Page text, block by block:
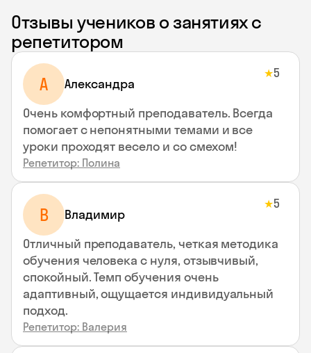
Отзывы учеников о занятиях с
репетитором
A Aлександра
★5
Очень комфортный преподаватель. Всегда
помогает с непонятными темами и все
уроки проходят весело и со смехом!
Репетитор: Полина
В Владимир
★5
Отличный преподаватель, четкая методика
обучения человека с нуля, отзывчивый,
спокойный. Темп обучения очень
адаптивный, ощущается индивидуальный
подход.
Репетитор: Валерия